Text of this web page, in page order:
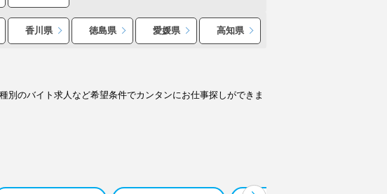
香川県 徳島県 愛媛県 高知県
のバイト求人など希望条件でカンタンにお仕事探しができま